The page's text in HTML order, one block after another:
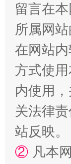
阿坝州
留言在
所属网
在网站
方式使
内使用
关法律
站反映。
② 凡本